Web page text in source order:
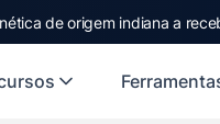
de origem indiana a